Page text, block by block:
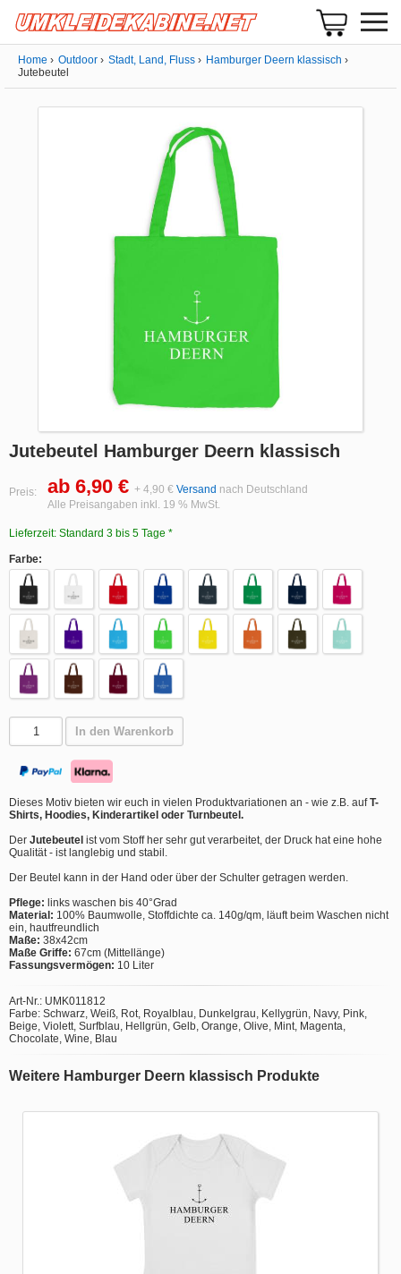
Home Outdoor Stadt, Land, Fluss
Hamburger Deern klassisch
Jutebeutel
Jutebeutel Hamburger Deern klassisch
Preis: ab 6,90 € + 4,90 € Versand nach Deutschland
Alle Preisangaben inkl. 19 % MwSt.
Lieferzeit: Standard 3 bis 5 Tage *
Farbe:
In den Warenkorb
Dieses Motiv bieten wir euch in vielen Produktvariationen an - wie z.B. aufT-
Shirts, Hoodies, Kinderartikel oder Turnbeutel.
Der Jutebeutel ist vom Stoff her sehr gut verarbeitet, der Druck hat eine hohe
Qualität - ist langlebig und stabil.
Der Beutel kann in der Hand oder über der Schulter getragen werden.
Pflege: links waschen bis 40°Grad
Material: 100% Baumwolle, Stoffdichte ca. 140g/qm, läuft beim Waschen nicht
ein, hautfreundlich
Maße: 38x42cm
Maße Griffe: 67cm (Mittellänge)
Fassungsvermögen: 10 Liter
Art-Nr.: UMK011812
Farbe: Schwarz, Weiß, Rot, Royalblau, Dunkelgrau, Kellygrün, Navy, Pink,
Beige, Violett, Surfblau, Hellgrün, Gelb, Orange, Olive, Mint, Magenta,
Chocolate, Wine, Blau
Weitere Hamburger Deern klassisch Produkte